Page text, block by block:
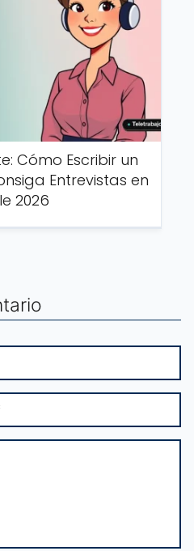
Cómo Escribir un
Entrevistas en
2026